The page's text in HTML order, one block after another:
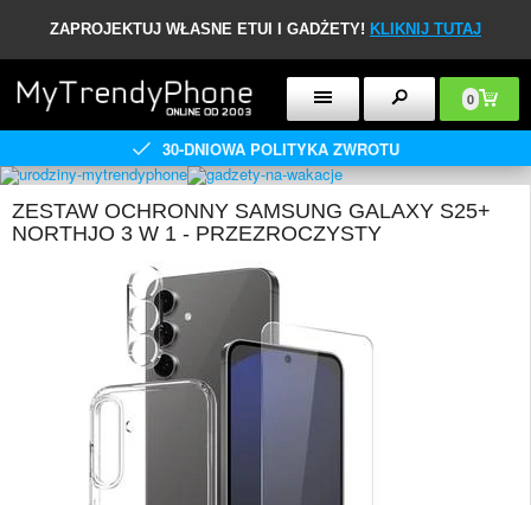
ZAPROJEKTUJ WŁASNE ETUI I GADŻETY! KLIKNIJ TUTAJ
0
30-DNIOWA POLITYKA ZWROTU
ZESTAW OCHRONNY SAMSUNG GALAXY S25+
NORTHJO 3 W 1 - PRZEZROCZYSTY